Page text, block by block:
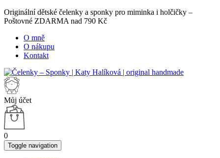
Originální dětské čelenky a sponky pro miminka i holčičky –
Poštovné ZDARMA nad 790 Kč
O mně
O nákupu
Kontakt
Můj účet
0
Toggle navigation